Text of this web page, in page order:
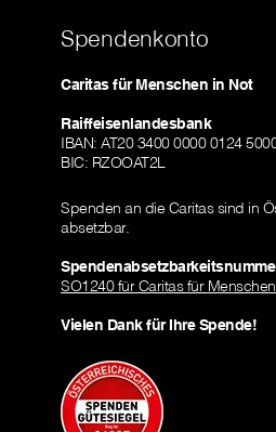
Spendenkonto
Caritas für Menschen in Not
Raiffeisenlandesbank
IBAN: AT20 3400 0000 0124
BIC: RZOOAT2L
Spenden an die Caritas sind in
absetzbar.
SO1240 für Caritas für
Vielen Dank für Ihre Spende!